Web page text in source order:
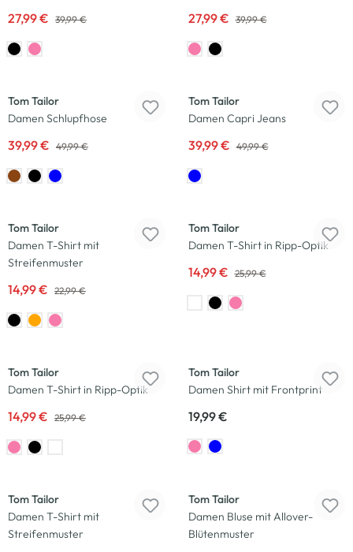
27,99 € 39,99 € 27,99 € 39,99 €
-20 %
Tom Tailor
Damen Schlupfhose
39,99 € 49,99 €
Tom Tailor
Damen Capri Jeans
39,99 € 49,99 €
Tom Tailor
Damen T-Shirt mit
Streifenmuster
14,99 € 22,99 €
Tom Tailor
Damen T-Shirt in Ripp-Optik
14,99 € 25,99 €
Tom Tailor
Damen T-Shirt in Ripp-Optik
14,99 € 25,99 €
Tom Tailor
Damen Shirt mit Frontprint
19,99 €
Tom Tailor
Damen T-Shirt mit
Streifenmuster
Tom Tailor
Damen Bluse mit Allover-
Blütenmuster